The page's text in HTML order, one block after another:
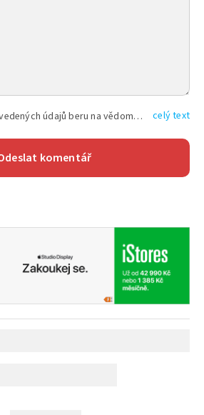
Vyplněním shora uvedených údajů beru na vědomí, že společnost TEXT FACTORY s.r.o., sídlem Brno, Durďákova 336/29, Černá Pole, PSČ: 613 00, IČ: 06157831, zapsané u Krajského soudu v Brně, oddíl C, vložka 100399, bude zpracovávat mé osobní údaje uvedené v rámci mnou vyplněného registračního formuláře na základě oprávněných zájmů TEXT FACTORY s.r.o. dle čl. 6 odst. 1 písm. f) GDPR a pro splnění právních povinností (čl. 6 odst. 1 písm. c) GDPR), a to pro tyto účely: nezbytnost zajistit oprávnění návštěvníka webových stránek provozovaných společností TEXT FACTORY s.r.o. přispívat aktivně ke zveřejněným článkům nebo v rámci diskusních fór a výkon práv TEXT FACTORY s.r.o. jako administrátora těchto diskusních fór. Více informací o zpracování osobních údajů a právech lze nalézt v celý text